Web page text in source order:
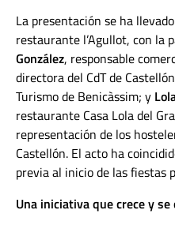
La presentación se ha
restaurante l’Agullot, con la
González, responsable
directora del CdT de
Turismo de Benicàssim; y
restaurante Casa Lola del
representación de los
Castellón. El acto ha
previa al inicio de las fiestas
Una iniciativa que crece y se